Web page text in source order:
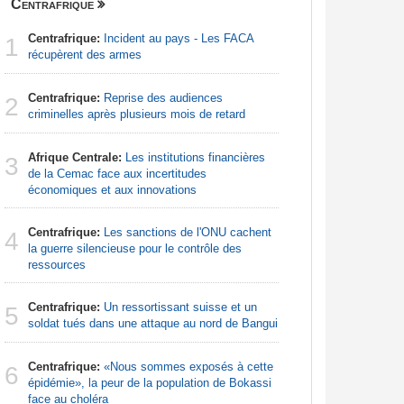
Centrafrique
1 Centrafrique: Incident au pays - Les FACA
récupèrent des armes
2 Centrafrique: Reprise des audiences
criminelles après plusieurs mois de retard
3 Afrique Centrale: Les institutions financières
de la Cemac face aux incertitudes
économiques et aux innovations
4 Centrafrique: Les sanctions de l'ONU cachent
la guerre silencieuse pour le contrôle des
ressources
5 Centrafrique: Un ressortissant suisse et un
soldat tués dans une attaque au nord de Bangui
6 Centrafrique: «Nous sommes exposés à cette
épidémie», la peur de la population de Bokassi
face au choléra